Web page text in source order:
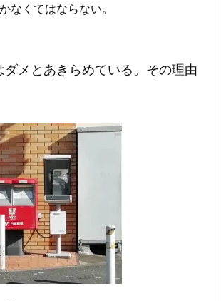
なくてはならない。
ダメとあきらめている。その理由